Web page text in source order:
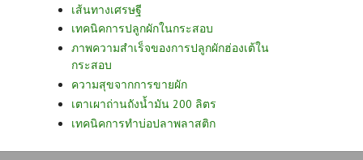
เส้นทางเศรษฐี
เทคนิคการปลูกผักในกระสอบ
ภาพความสำเร็จของการปลูกผักฮ่องเต้ใน
กระสอบ
ความสุขจากการขายผัก
เตาเผาถ่านถังน้ำมัน 200 ลิตร
เทคนิคการทำบ่อปลาพลาสติก